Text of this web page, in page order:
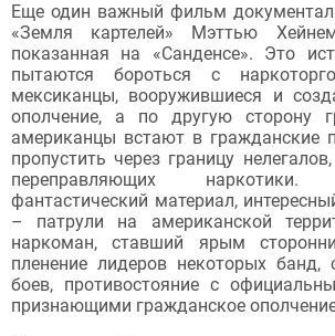
Еще один важный фильм
«Земля картелей» Мэттью
показанная на «Санденсе». Это
пытаются бороться с
мексиканцы, вооружившиеся и
ополчение, а по другую сторону
американцы встают в гражданские
пропустить через границу
переправляющих
фантастический материал,
– патрули на американской
наркоман, ставший ярым
пленение лидеров некоторых
боев, противостояние с
признающими гражданское